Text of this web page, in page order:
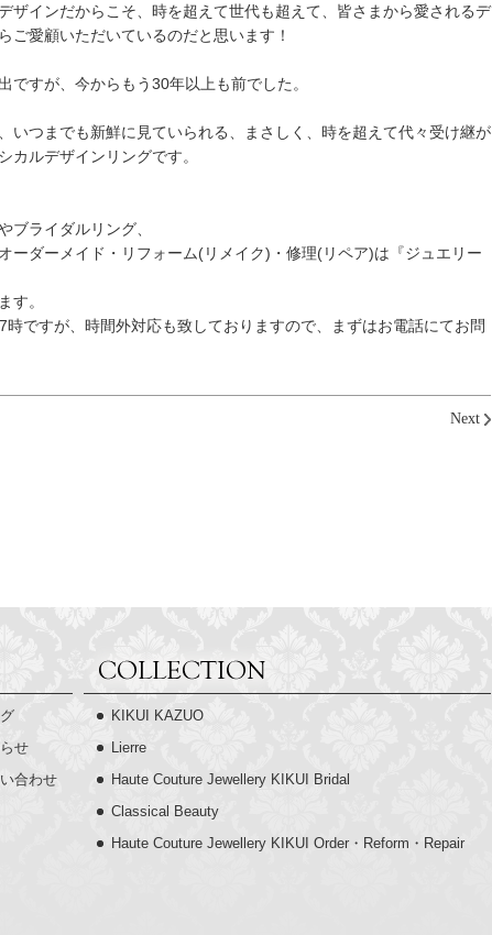
ザインだからこそ、時を超えて世代も超えて、皆さまから愛されるデ
ご愛顧いただいているのだと思います！
ですが、今からもう30年以上も前でした。
いつまでも新鮮に見ていられる、まさしく、時を超えて代々受け継が
カルデザインリングです。
ブライダルリング、
ーダーメイド・リフォーム(リメイク)・修理(リペア)は『ジュエリー
す。
ですが、時間外対応も致しておりますので、まずはお電話にてお問
Next
せ
合わせ
KIKUI KAZUO
Lierre
Haute Couture Jewellery KIKUI Bridal
Classical Beauty
Haute Couture Jewellery KIKUI Order・Reform・Repair